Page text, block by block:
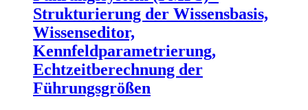
Strukturierung der Wissensbasis,
Wissenseditor,
Kennfeldparametrierung,
Echtzeitberechnung der
Führungsgrößen